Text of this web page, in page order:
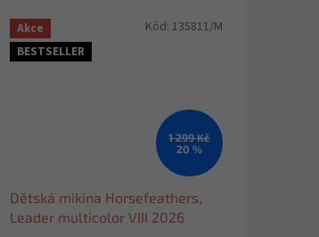
Akce
BESTSELLER
1 299 Kč
20 %
Dětská mikina Horsefeathers,
Leader multicolor VIII 2026
Kód: 135811/M